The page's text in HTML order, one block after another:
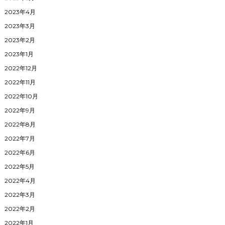
2023年4月
2023年3月
2023年2月
2023年1月
2022年12月
2022年11月
2022年10月
2022年9月
2022年8月
2022年7月
2022年6月
2022年5月
2022年4月
2022年3月
2022年2月
2022年1月